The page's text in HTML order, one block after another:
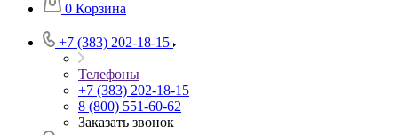
0 Корзина
+7 (383) 202-18-15
Телефоны
+7 (383) 202-18-15
8 (800) 551-60-62
Заказать звонок